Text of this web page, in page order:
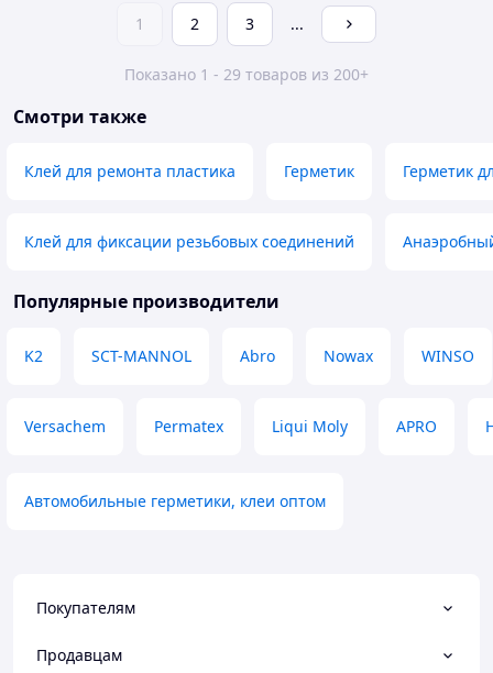
1 2 3 ...
Показано 1 - 29 товаров из 200+
Смотри также
Клей для ремонта пластика Герметик Герметик
Клей для фиксации резьбовых соединений
Популярные производители
K2 SCT-MANNOL Abro Nowax WINSO
Versachem Permatex Liqui Moly APRO
Автомобильные герметики, клеи оптом
Покупателям
Продавцам